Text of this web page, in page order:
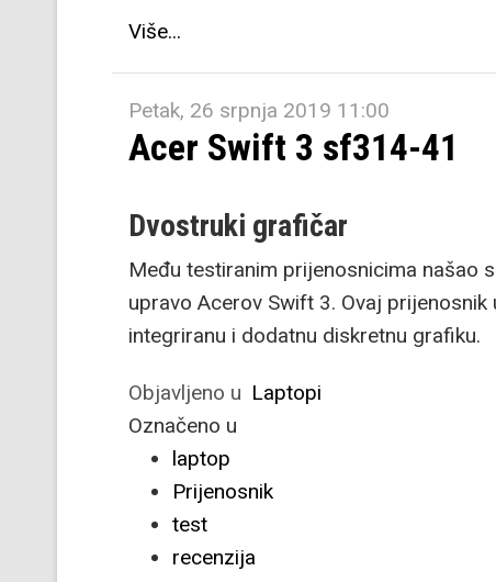
Više...
Petak, 26 srpnja 2019 11:00
Acer Swift 3 sf314-41
Dvostruki grafičar
Među testiranim prijenosnicima našao
upravo Acerov Swift 3. Ovaj prijenosnik
integriranu i dodatnu diskretnu grafiku.
Objavljeno u Laptopi
Označeno u
laptop
Prijenosnik
test
recenzija